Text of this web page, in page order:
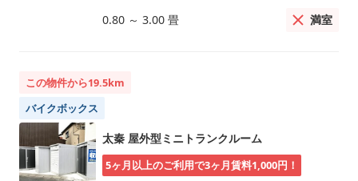
0.80 ～ 3.00 畳 満室
この物件から19.5km
バイクボックス
太秦 屋外型ミニトランクルーム
5ヶ月以上のご利用で3ヶ月賃料1,000円！